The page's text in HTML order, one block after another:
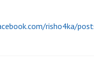
risho4ka/